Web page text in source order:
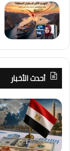
أحدث الأخبار